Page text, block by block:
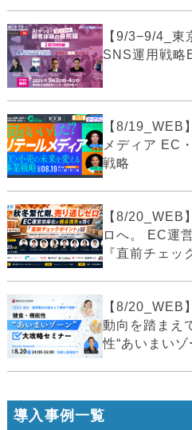
【9/3−9/4_
SNS運用戦略
【8/19_WEB
メディア EC
戦略
【8/20_WEB
ロへ。 EC運
『直前チェッ
【8/20_WEB
動向を踏まえ
性“あいまい
導入事例一覧